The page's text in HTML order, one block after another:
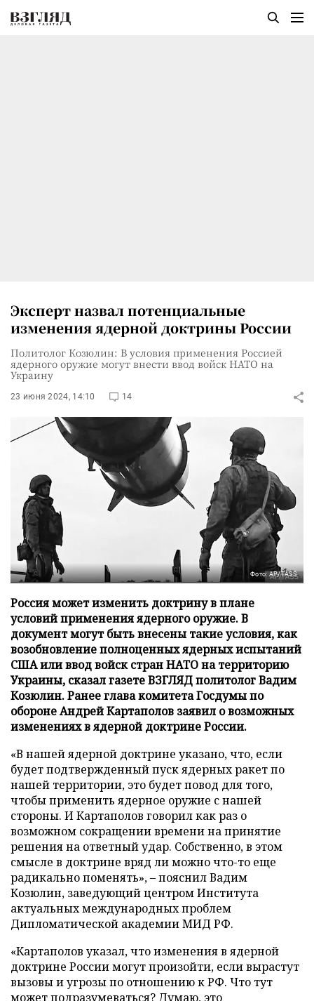
Эксперт назвал потенциальные
изменения ядерной доктрины России
Политолог Козюлин: В условия применения Россией
ядерного оружие могут внести ввод войск НАТО на
Украину
23 июня 2024, 14:10 14
Фото: AP/TASS
Россия может изменить доктрину в плане
условий применения ядерного оружие. В
документ могут быть внесены такие условия, как
возобновление полноценных ядерных испытаний
США или ввод войск стран НАТО на территорию
Украины, сказал газете ВЗГЛЯД политолог Вадим
Козюлин. Ранее глава комитета Госдумы по
обороне Андрей Картаполов заявил о возможных
изменениях в ядерной доктрине России.
«В нашей ядерной доктрине указано, что, если
будет подтвержденный пуск ядерных ракет по
нашей территории, это будет повод для того,
чтобы применить ядерное оружие с нашей
стороны. И Картаполов говорил как раз о
возможном сокращении времени на принятие
решения на ответный удар. Собственно, в этом
смысле в доктрине вряд ли можно что-то еще
радикально поменять», – пояснил Вадим
Козюлин, заведующий центром Института
актуальных международных проблем
Дипломатической академии МИД РФ.
«Картаполов указал, что изменения в ядерной
доктрине России могут произойти, если вырастут
вызовы и угрозы по отношению к РФ. Что тут
может подразумеваться? Думаю, это